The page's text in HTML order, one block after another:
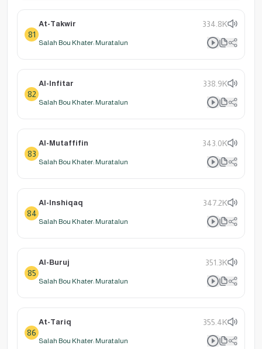
81
At-Takwir 334.8K
Salah Bou Khater: Muratalun
82
Al-Infitar 338.9K
Salah Bou Khater: Muratalun
83
Al-Mutaffifin 343.0K
Salah Bou Khater: Muratalun
84
Al-Inshiqaq 347.2K
Salah Bou Khater: Muratalun
85
Al-Buruj 351.3K
Salah Bou Khater: Muratalun
86
At-Tariq 355.4K
Salah Bou Khater: Muratalun